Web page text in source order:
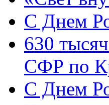
C Днем
630
СФР по
C Днем